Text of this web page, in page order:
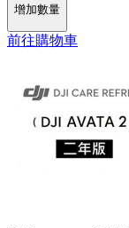
增加數量
前往購物車